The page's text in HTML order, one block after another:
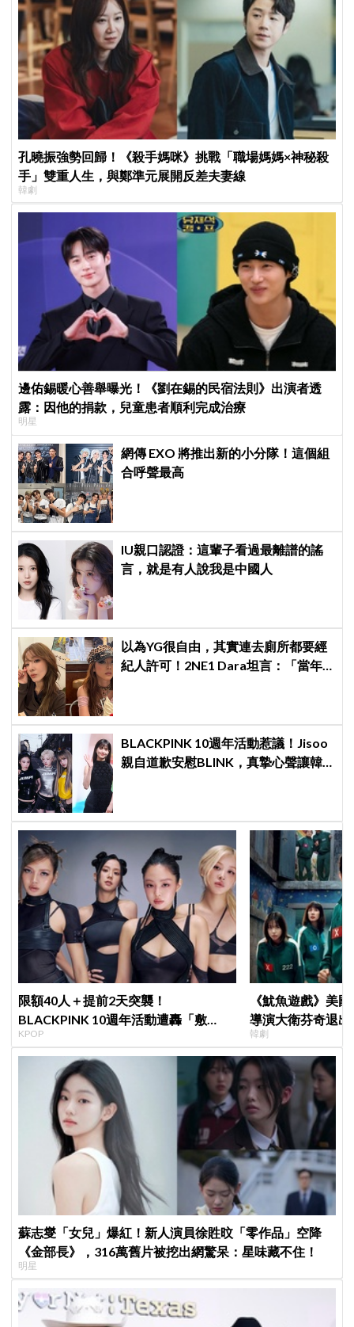
孔曉振強勢回歸！《殺手媽咪》挑戰「職場媽媽×神秘殺
手」雙重人生，與鄭準元展開反差夫妻線
韓劇
邊佑錫暖心善舉曝光！《劉在錫的民宿法則》出演者透
露：因他的捐款，兒童患者順利完成治療
明星
網傳 EXO 將推出新的小分隊！這個組
合呼聲最高
IU親口認證：這輩子看過最離譜的謠
言，就是有人說我是中國人
以為YG很自由，其實連去廁所都要經
紀人許可！2NE1 Dara坦言：「當年
BLACKPINK 10週年活動惹議！Jisoo
親自道歉安慰BLINK，真摯心聲讓韓
限額40人＋提前2天突襲！
BLACKPINK 10週年活動遭轟「敷
衍」，YG急證實：4人確定完全體出席
KPOP
《魷魚遊戲》美
導演大衛芬奇退
聞也破局
韓劇
蘇志燮「女兒」爆紅！新人演員徐貹旼「零作品」空降
《金部長》，316萬舊片被挖出網驚呆：星味藏不住！
明星